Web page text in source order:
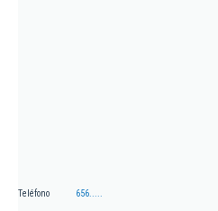
Teléfono 656.....